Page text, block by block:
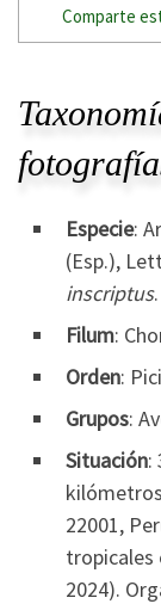
Comparte
Especie:
(Esp.),
inscriptus.
Filum:
Orden:
Grupos:
Situación:
22001,
tropicales
2024).